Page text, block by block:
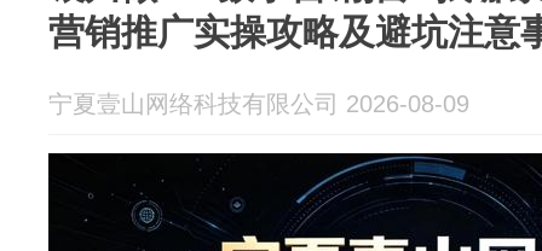
营销推广实操攻略及避坑注意
宁夏壹山网络科技有限公司 2026-08-09